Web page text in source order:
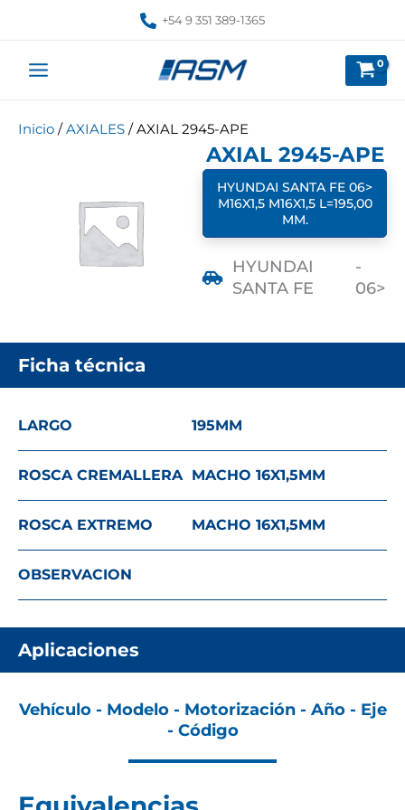
+54 9 351 389-1365
Inicio /AXIALES / AXIAL 2945-APE
AXIAL 2945-APE
HYUNDAI SANTA FE 06>
M16X1,5 M16X1,5 L=195,00
MM.
HYUNDAI
SANTA FE
-
06>
Ficha técnica
LARGO 195MM
ROSCA CREMALLERA MACHO 16X1,5MM
ROSCA EXTREMO MACHO 16X1,5MM
OBSERVACION
Aplicaciones
Vehículo - Modelo - Motorización - Año - Eje
- Código